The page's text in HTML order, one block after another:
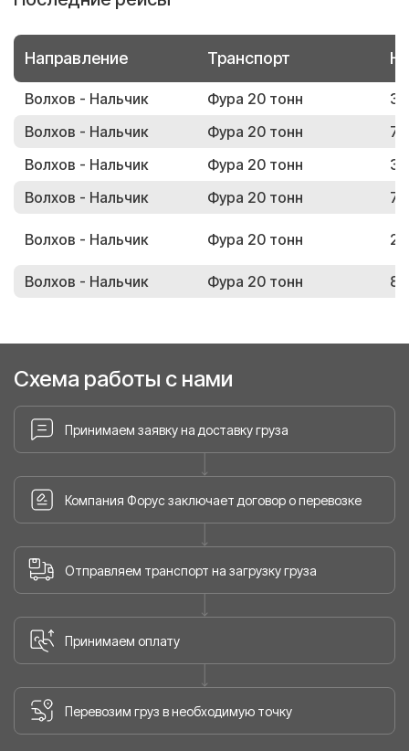
Направление Транспорт
Волхов - Нальчик Фура 20 тонн
Волхов - Нальчик
Фура 20 тонн
Волхов - Нальчик
Фура 20 тонн
Волхов - Нальчик
Фура 20 тонн
Волхов - Нальчик Фура 20 тонн
Волхов - Нальчик Фура 20 тонн
Схема работы с нами
Принимаем заявку на доставку груза
Компания Форус заключает договор о перевозке
Отправляем транспорт на загрузку груза
Принимаем оплату
Перевозим груз в необходимую точку